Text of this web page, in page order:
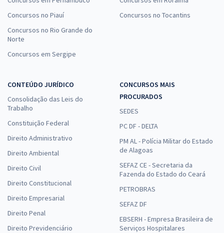
Concursos no Piauí
Concursos no Rio Grande do
Norte
Concursos em Sergipe
Concursos no Tocantins
CONTEÚDO JURÍDICO
Consolidação das Leis do
Trabalho
Constituição Federal
Direito Administrativo
Direito Ambiental
Direito Civil
Direito Constitucional
Direito Empresarial
Direito Penal
Direito Previdenciário
CONCURSOS MAIS
PROCURADOS
SEDES
PC DF - DELTA
PM AL - Polícia Militar do Estado
de Alagoas
SEFAZ CE - Secretaria da
Fazenda do Estado do Ceará
PETROBRAS
SEFAZ DF
EBSERH - Empresa Brasileira de
Serviços Hospitalares